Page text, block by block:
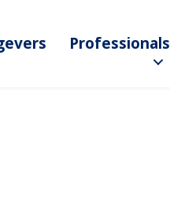
Professionals